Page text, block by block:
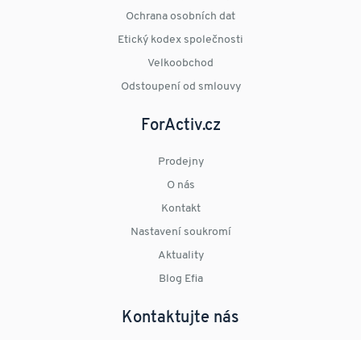
Ochrana osobních dat
Etický kodex společnosti
Velkoobchod
Odstoupení od smlouvy
ForActiv.cz
Prodejny
O nás
Kontakt
Nastavení soukromí
Aktuality
Blog Efia
Kontaktujte nás